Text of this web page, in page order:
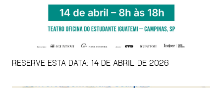
RESERVE ESTA DATA: 14 DE ABRIL DE 2026